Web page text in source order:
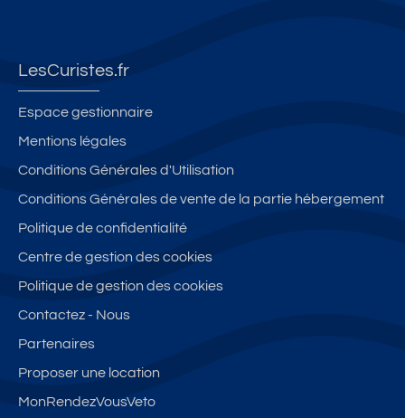
LesCuristes.fr
Espace gestionnaire
Mentions légales
Conditions Générales d'Utilisation
Conditions Générales de vente de la partie hébergement
Politique de confidentialité
Centre de gestion des cookies
Politique de gestion des cookies
Contactez - Nous
Partenaires
Proposer une location
MonRendezVousVeto